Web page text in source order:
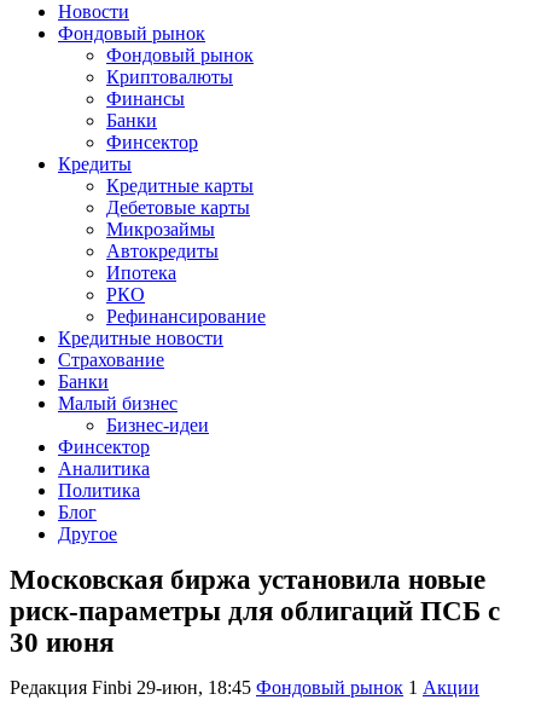
Новости
Фондовый рынок
Фондовый рынок
Криптовалюты
Финансы
Банки
Финсектор
Кредиты
Кредитные карты
Дебетовые карты
Микрозаймы
Автокредиты
Ипотека
РКО
Рефинансирование
Кредитные новости
Страхование
Банки
Малый бизнес
Бизнес-идеи
Финсектор
Аналитика
Политика
Блог
Другое
Московская биржа установила новые
риск-параметры для облигаций ПСБ с
30 июня
Редакция Finbi 29-июн, 18:45 Фондовый рынок 1 Акции